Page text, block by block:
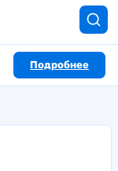
Подробнее